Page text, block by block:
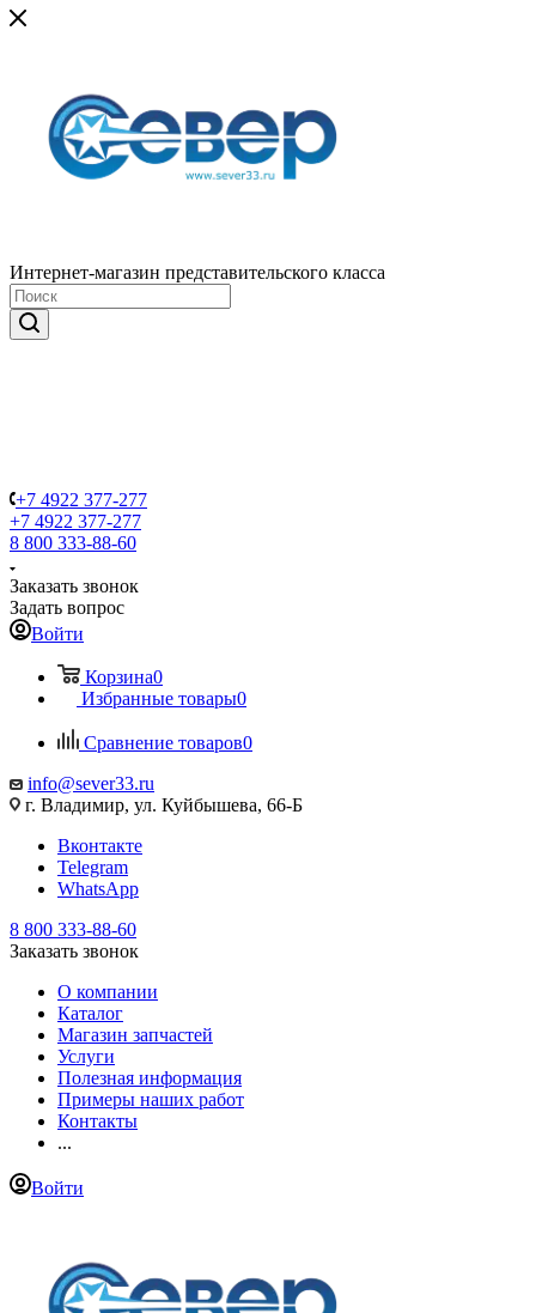
Интернет-магазин представительского класса
+7 4922 377-277
+7 4922 377-277
8 800 333-88-60
Заказать звонок
Задать вопрос
Войти
Корзина0
Избранные товары0
Сравнение товаров0
info@sever33.ru
г. Владимир, ул. Куйбышева, 66-Б
Вконтакте
Telegram
WhatsApp
8 800 333-88-60
Заказать звонок
О компании
Каталог
Магазин запчастей
Услуги
Полезная информация
Примеры наших работ
Контакты
...
Войти